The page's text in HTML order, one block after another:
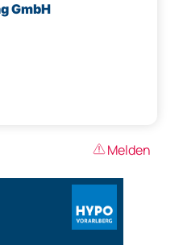
GmbH
Melden